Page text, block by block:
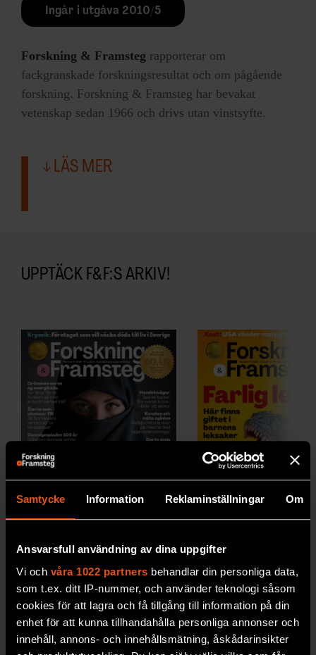
Samtycke Information Reklaminställningar Om
Ansvarsfull användning av dina uppgifter
Vi och våra 1022 partners behandlar din personliga data,
som t.ex. ditt IP-nummer, och använder teknologi såsom
cookies för att lagra och få tillgång till information på din
enhet för att kunna tillhandahålla personliga annonser och
innehåll, annons- och innehållsmätning, åskådarinsikter
OM F&F
Ingår i utgåva 2010/5
Forskning & Framsteg rapporterar om
fackgranskade forskningsresultat och om pågående
forskning. Forskning & Framsteg har bevakat
vetenskap sedan 1966 och drivs utan vinstsyfte.
LÄS MER
UPPTÄCK F&F:S ARKIV!
2026/5
Se alla utgåvor